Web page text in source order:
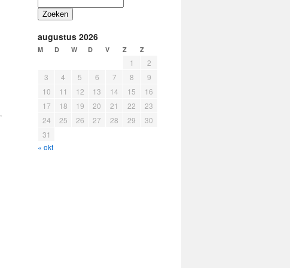
,
Zoeken
augustus 2026
M D W D V Z Z
1
2
3
4 5 6 7 8
9
10
11 12 13 14 15
16
17
18 19 20 21 22
23
24
25 26 27 28 29
30
31
« okt